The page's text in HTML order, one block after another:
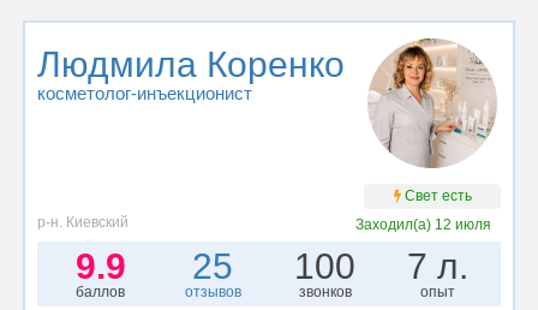
Людмила Коренко
косметолог-инъекционист
Свет есть
р-н. Киевский
Заходил(а) 12 июля
9.9
баллов
25
отзывов
100
звонков
7 л.
опыт